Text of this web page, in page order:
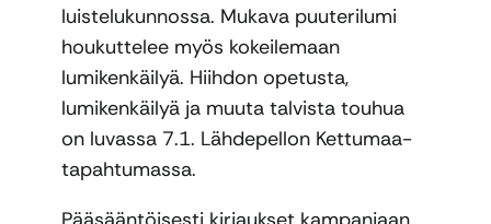
luistelukunnossa. Mukava puuterilumi
houkuttelee myös kokeilemaan
lumikenkäilyä. Hiihdon opetusta,
lumikenkäilyä ja muuta talvista touhua
on luvassa 7.1. Lähdepellon Kettumaa-
tapahtumassa.